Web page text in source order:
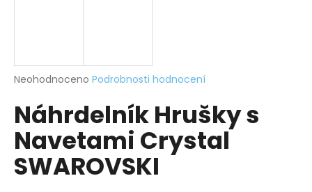
Průměrné
produktu
je
0,0
5
hvězdiček.
Neohodnoceno Podrobnosti hodnocení
Náhrdelník Hrušky s
Navetami Crystal
SWAROVSKI
o
p
r
u
č
u
j